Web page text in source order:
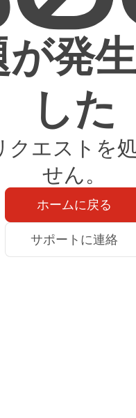
が発
した
クエストを
せん。
ホームに戻る
サポートに連絡